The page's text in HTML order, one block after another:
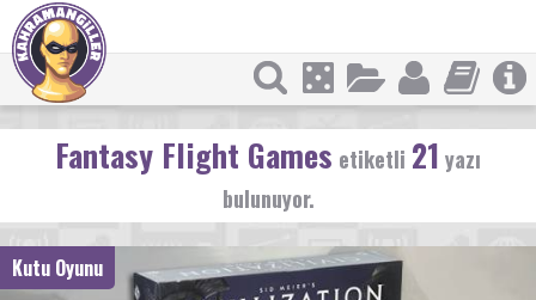
Fantasy Flight Games etiketli 21 yazı
bulunuyor.
Kutu Oyunu